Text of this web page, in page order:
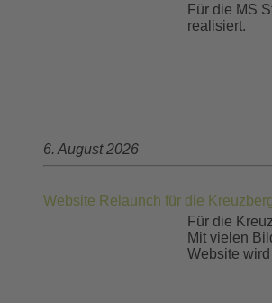
Für die MS
realisiert.
6. August 2026
Website Relaunch für die
Für die
Mit vielen
Website